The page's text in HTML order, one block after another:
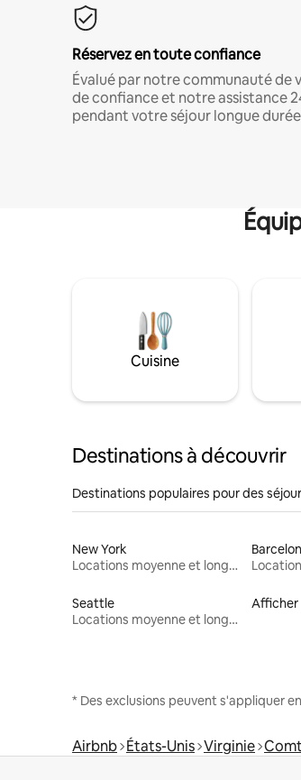
Réservez en toute confiance
Évalué par notre communauté de
de confiance et notre assistance
pendant votre séjour longue
Cuisine
Destinations à découvrir
Destinations populaires pour des
New York
Locations moyenne et longue durée
Seattle
Locations moyenne et longue durée
Afficher
* Des exclusions peuvent s'appliquer
Airbnb États-Unis Virginie